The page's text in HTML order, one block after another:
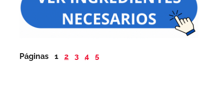
Páginas 1 2 3 4 5